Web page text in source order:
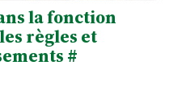
la fonction
règles et
#